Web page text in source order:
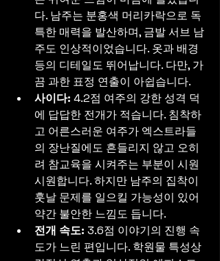
다. 남주는 분홍색 머리카락으로 독
특한 매력을 발산하며, 금발 서브 남
주도 인상적이었습니다. 옷과 배경
등의 디테일도 뛰어납니다. 다만, 가
끔 과한 표정 연출이 아쉽습니다.
사이다: 4.2점 여주의 강한 성격 덕
에 답답한 전개가 적습니다. 침착하
고 어른스러운 여주가 엑스트라들
의 장난질에도 흔들리지 않고 오히
려 참교육을 시켜주는 부분이 시원
시원합니다. 하지만 남주의 집착이
훗날 문제를 일으킬 가능성이 있어
약간 불안한 느낌도 듭니다.
전개 속도: 3.6점 이야기의 진행 속
도가 느린 편입니다. 학원물 특성상